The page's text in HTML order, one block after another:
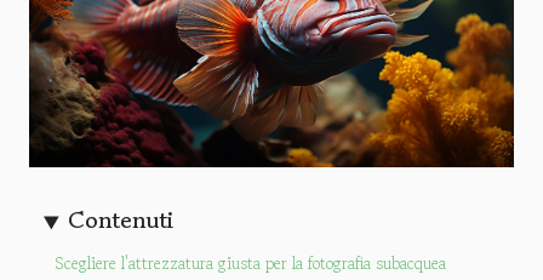
Contenuti
Scegliere l'attrezzatura giusta per la fotografia subacquea